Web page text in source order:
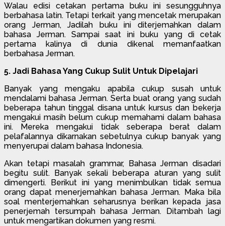
Walau edisi cetakan pertama buku ini sesungguhnya
berbahasa latin. Tetapi terkait yang mencetak merupakan
orang Jerman, Jadilah buku ini diterjemahkan dalam
bahasa Jerman. Sampai saat ini buku yang di cetak
pertama kalinya di dunia dikenal memanfaatkan
berbahasa Jerman.
5. Jadi Bahasa Yang Cukup Sulit Untuk Dipelajari
Banyak yang mengaku apabila cukup susah untuk
mendalami bahasa Jerman. Serta buat orang yang sudah
beberapa tahun tinggal disana untuk kursus dan bekerja
mengakui masih belum cukup memahami dalam bahasa
ini. Mereka mengakui tidak seberapa berat dalam
pelafalannya dikarnakan sebetulnya cukup banyak yang
menyerupai dalam bahasa Indonesia.
Akan tetapi masalah grammar, Bahasa Jerman disadari
begitu sulit. Banyak sekali beberapa aturan yang sulit
dimengerti. Berikut ini yang menimbulkan tidak semua
orang dapat menerjemahkan bahasa Jerman. Maka bila
soal menterjemahkan seharusnya berikan kepada jasa
penerjemah tersumpah bahasa Jerman. Ditambah lagi
untuk mengartikan dokumen yang resmi.